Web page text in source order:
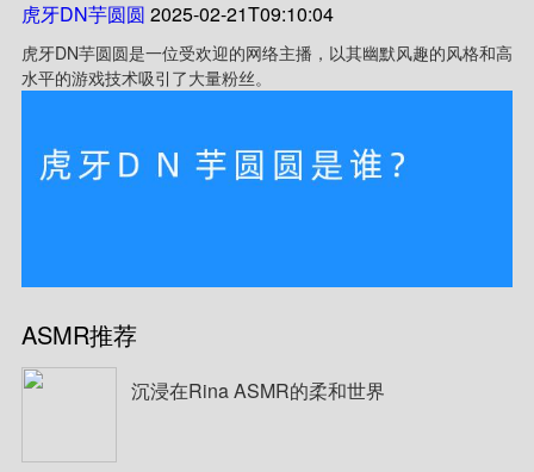
虎牙DN芋圆圆 2025-02-21T09:10:04
虎牙DN芋圆圆是一位受欢迎的网络主播，以其幽默风趣的风格和高
水平的游戏技术吸引了大量粉丝。
ASMR推荐
沉浸在Rina ASMR的柔和世界